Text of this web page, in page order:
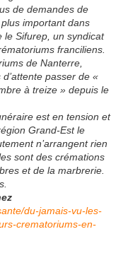
de demandes de
important dans
le Sifurep, un syndicat
franciliens.
de Nanterre,
passer de «
à treize » depuis le
est en tension et
Grand-Est le
n’arrangent rien
sont des crémations
et de la marbrerie.
du-jamais-vu-les-
crematoriums-en-